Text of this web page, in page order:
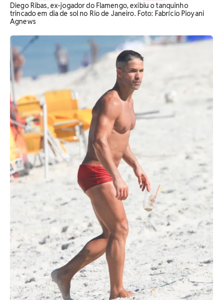
Diego Ribas, ex-jogador do Flamengo, exibiu o tanquinho
trincado em dia de sol no Rio de Janeiro. Foto: Fabrício Pioyani
Agnews